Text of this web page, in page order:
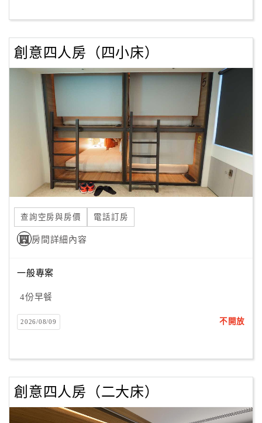
創意四人房（四小床）
查詢空房與房價 電話訂房
房間詳細內容
一般專案
4份早餐
2026/08/09 不開放
創意四人房（二大床）